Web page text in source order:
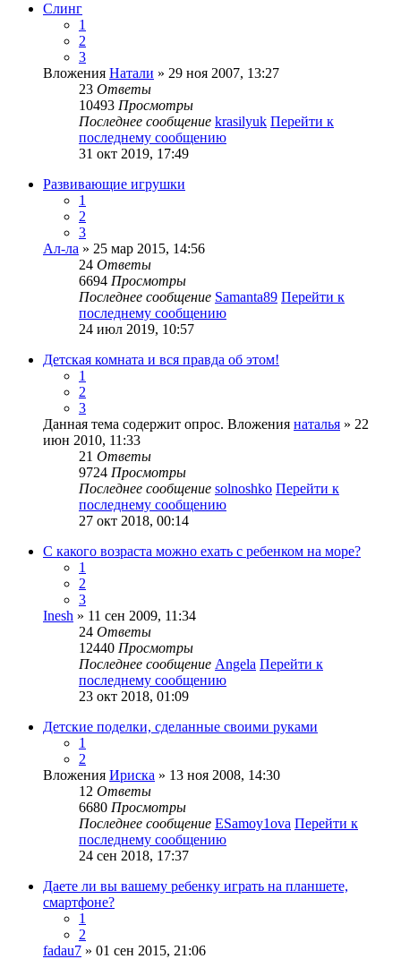
Слинг
1
2
3
Вложения Натали » 29 ноя 2007, 13:27
23 Ответы
10493 Просмотры
Последнее сообщение krasilyuk Перейти к
последнему сообщению
31 окт 2019, 17:49
Развивающие игрушки
1
2
3
Ал-ла » 25 мар 2015, 14:56
24 Ответы
6694 Просмотры
Последнее сообщение Samanta89 Перейти к
последнему сообщению
24 июл 2019, 10:57
Детская комната и вся правда об этом!
1
2
3
Данная тема содержит опрос. Вложения наталья » 22
июн 2010, 11:33
21 Ответы
9724 Просмотры
Последнее сообщение solnoshko Перейти к
последнему сообщению
27 окт 2018, 00:14
С какого возраста можно ехать с ребенком на море?
1
2
3
Inesh » 11 сен 2009, 11:34
24 Ответы
12440 Просмотры
Последнее сообщение Angela Перейти к
последнему сообщению
23 окт 2018, 01:09
Детские поделки, сделанные своими руками
1
2
Вложения Ириска » 13 ноя 2008, 14:30
12 Ответы
6680 Просмотры
Последнее сообщение ESamoy1ova Перейти к
последнему сообщению
24 сен 2018, 17:37
Даете ли вы вашему ребенку играть на планшете,
смартфоне?
1
2
fadau7 » 01 сен 2015, 21:06